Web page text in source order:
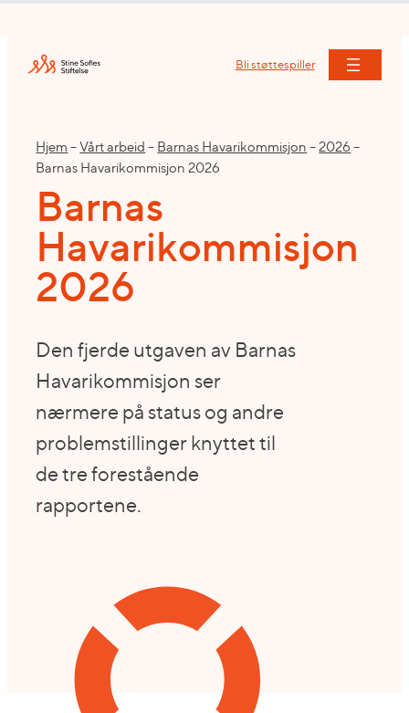
innhold
Bli støttespiller
Hjem –Vårt arbeid – Barnas Havarikommisjon –2026 –
Barnas Havarikommisjon 2026
Barnas
Havarikommisjon
2026
Den fjerde utgaven av Barnas
Havarikommisjon ser
nærmere på status og andre
problemstillinger knyttet til
de tre forestående
rapportene.